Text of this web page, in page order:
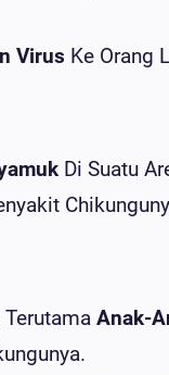
Virus Ke Orang
Di Suatu
Terutama Anak-